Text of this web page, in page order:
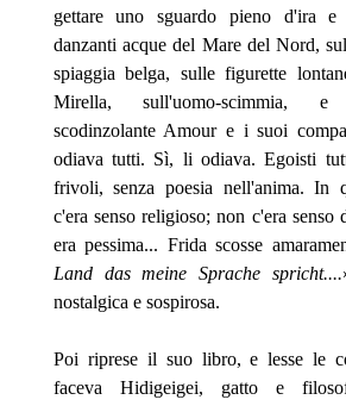
gettare uno sguardo pieno d'ira
danzanti acque del Mare del Nord,
spiaggia belga, sulle figurette
Mirella, sull'uomo-scimmia,
scodinzolante Amour e i suoi
odiava tutti. Sì, li odiava. Egoisti
frivoli, senza poesia nell'anima. In
c'era senso religioso; non c'era senso
era pessima... Frida scosse
Land das meine Sprache spricht....
nostalgica e sospirosa.
Poi riprese il suo libro, e lesse le
faceva Hidigeigei, gatto e